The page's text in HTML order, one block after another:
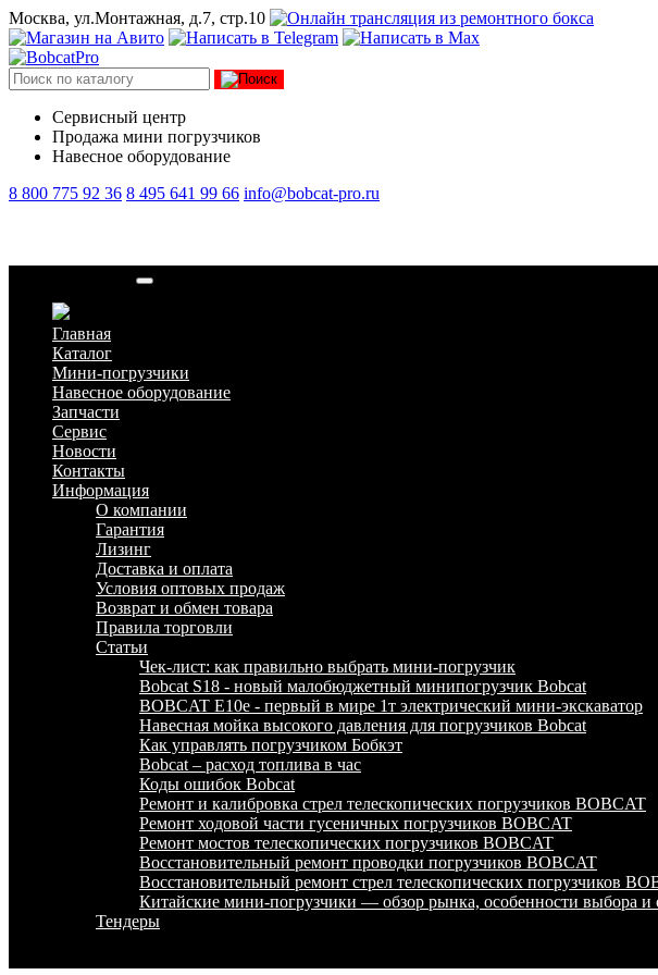
Москва, ул.Монтажная, д.7, стр.10
Сервисный центр
Продажа мини погрузчиков
Навесное оборудование
8 800 775 92 36 8 495 641 99 66 info@bobcat-pro.ru
Главная
Каталог
Мини-погрузчики
Навесное оборудование
Запчасти
Сервис
Новости
Контакты
Информация
О компании
Гарантия
Лизинг
Доставка и оплата
Условия оптовых продаж
Возврат и обмен товара
Правила торговли
Статьи
Чек-лист: как правильно выбрать мини-погрузчик
Bobcat S18 - новый малобюджетный минипогрузчик Bobcat
BOBCAT E10e - первый в мире 1т электрический мини-экскаватор
Навесная мойка высокого давления для погрузчиков Bobcat
Как управлять погрузчиком Бобкэт
Bobcat – расход топлива в час
Коды ошибок Bobcat
Ремонт и калибровка стрел телескопических погрузчиков BOBCAT
Ремонт ходовой части гусеничных погрузчиков BOBCAT
Ремонт мостов телескопических погрузчиков BOBCAT
Восстановительный ремонт проводки погрузчиков BOBCAT
Восстановительный ремонт стрел телескопических погрузчиков
Китайские мини-погрузчики — обзор рынка, особенности выбора и
Тендеры